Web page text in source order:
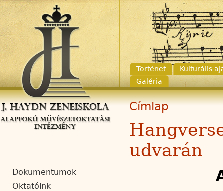
Történet
Kulturális
Galéria
Címlap
udvarán
Dokumentumok
Oktatóink